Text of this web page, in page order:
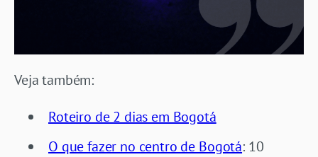
Veja também:
Roteiro de 2 dias em Bogotá
O que fazer no centro de Bogotá: 10